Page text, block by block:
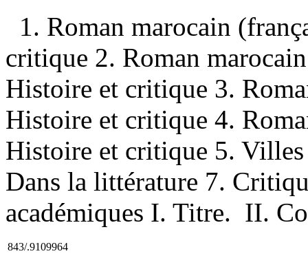
1. Roman marocain
critique 2. Roman
Histoire et critique 3.
Histoire et critique 4.
Histoire et critique 5.
Dans la littérature 7.
académiques I. Titre. II.
843/.9109964